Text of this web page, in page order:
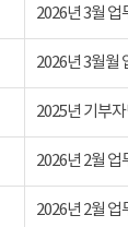
2026년 3월
2026년 3월월
2025년 기부
2026년 2월
2026년 2월